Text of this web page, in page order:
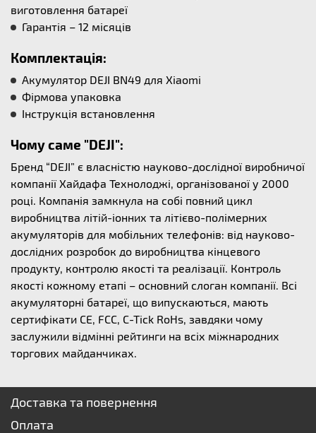
виготовлення батареї
Гарантія – 12 місяців
Комплектація:
Акумулятор DEJI BN49 для Xiaomi
Фірмова упаковка
Інструкція встановлення
Чому саме "DEJI":
Бренд “DEJI” є власністю науково-дослідної виробничої
компанії Хайдафа Технолоджі, організованої у 2000
році. Компанія замкнула на собі повний цикл
виробництва літій-іонних та літієво-полімерних
акумуляторів для мобільних телефонів: від науково-
дослідних розробок до виробництва кінцевого
продукту, контролю якості та реалізації. Контроль
якості кожному етапі – основний слоган компанії. Всі
акумуляторні батареї, що випускаються, мають
сертифікати CE, FCC, C-Tick RoHs, завдяки чому
заслужили відмінні рейтинги на всіх міжнародних
торгових майданчиках.
Доставка та повернення
Оплата